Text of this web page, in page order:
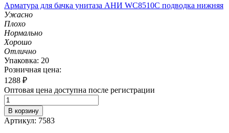
Арматура для бачка унитаза АНИ WC8510C подводка нижняя
Ужасно
Плохо
Нормально
Хорошо
Отлично
Упаковка: 20
Розничная цена:
1288 ₽
Оптовая цена доступна после регистрации
В корзину
Артикул: 7583